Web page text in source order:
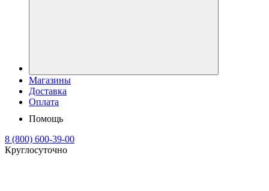
Магазины
Доставка
Оплата
Помощь
8 (800) 600-39-00
Круглосуточно